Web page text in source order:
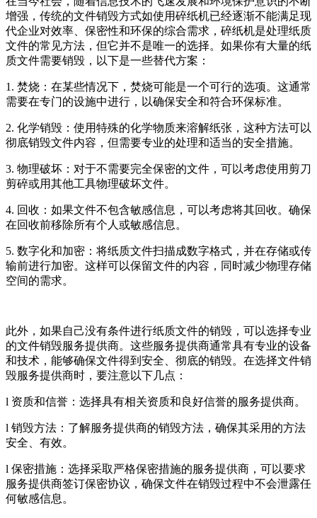
增强，传统的文件销毁方式如使用碎纸机已经逐渐不能满足现
代企业对效率、保密性和环保的综合需求，碎纸机是处理纸质
文件的常见方法，但它并不是唯一的选择。如果你有大量的纸
质文件需要销毁，以下是一些替代方案：
1. 焚烧：在某些情况下，焚烧可能是一个可行的选项。这通常
需要在专门的设施中进行，以确保安全和符合环保标准。
2. 化学销毁：使用特殊的化学物质来溶解纸张，这种方法可以
彻底销毁文件内容，但需要专业的处理和适当的安全措施。
3. 物理破坏：对于不需要完全保密的文件，可以考虑使用剪刀
剪碎或用其他工具物理破坏文件。
4. 回收：如果文件不包含敏感信息，可以考虑将其回收。确保
在回收前移除所有个人或敏感信息。
5. 数字化和加密：将纸质文件扫描成数字格式，并在存储或传
输前进行加密。这样可以保留文件的内容，同时减少物理存储
空间的需求。
此外，如果自己没有条件进行纸质文件的销毁，可以选择专业
的文件销毁服务提供商。这些服务提供商通常具有专业的设备
和技术，能够确保文件得到安全、彻底的销毁。在选择文件销
毁服务提供商时，要注意以下几点：
l 资质和信誉：选择具有相关资质和良好信誉的服务提供商。
l 销毁方法：了解服务提供商的销毁方法，确保其采用的方法
安全、有效。
l 保密措施：选择采取严格保密措施的服务提供商，可以要求
服务提供商签订保密协议，确保文件在销毁过程中不会泄露任
何敏感信息。